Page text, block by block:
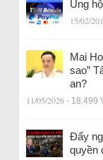
Ủng
15/02/
Mai
sao”
an?
11/05/2026 - 18.499
Đẩy
quyền